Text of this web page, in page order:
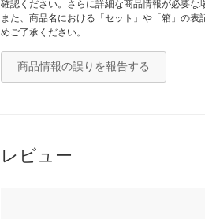
確認ください。さらに詳細な商品情報が必要な
また、商品名における「セット」や「箱」の
めご了承ください。
商品情報の誤りを報告する
レビュー